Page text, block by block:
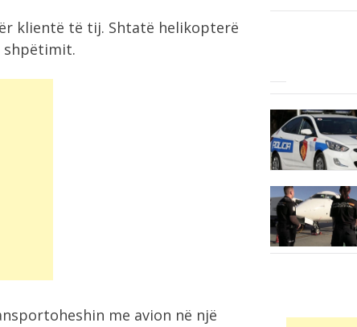
klientë të tij. Shtatë helikopterë
shpëtimit.
me avion në një
11:55
Siguria rrugore, Hita në terren: Një
rregull...